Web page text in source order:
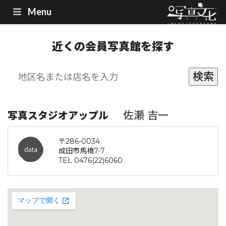
Menu
近くの会員写真館を探す
写真スタジオアップル 佐瀬 吉一
〒286-0034
成田市馬橋7-7
TEL 0476(22)6060